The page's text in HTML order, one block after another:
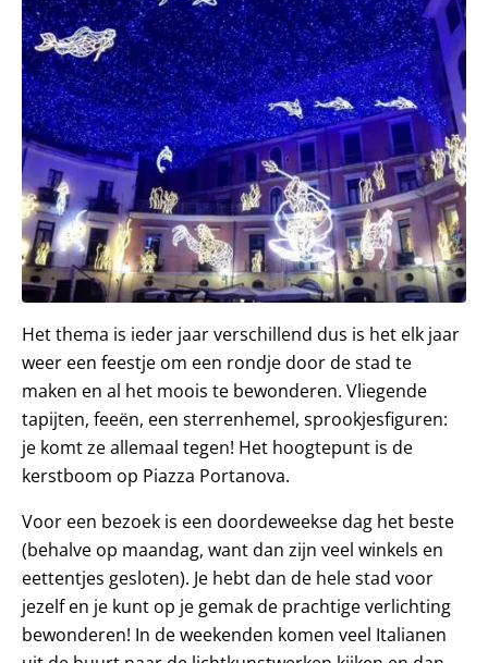
Het thema is ieder jaar verschillend dus is het elk jaar
weer een feestje om een rondje door de stad te
maken en al het moois te bewonderen. Vliegende
tapijten, feeën, een sterrenhemel, sprookjesfiguren:
je komt ze allemaal tegen! Het hoogtepunt is de
kerstboom op Piazza Portanova.
Voor een bezoek is een doordeweekse dag het beste
(behalve op maandag, want dan zijn veel winkels en
eettentjes gesloten). Je hebt dan de hele stad voor
jezelf en je kunt op je gemak de prachtige verlichting
bewonderen! In de weekenden komen veel Italianen